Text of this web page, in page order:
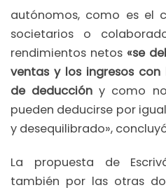
autónomos, como es el
societarios o
rendimientos netos «se
ventas y los ingresos
de deducción y como
pueden deducirse por
y desequilibrado»,
La propuesta de
también por las otras